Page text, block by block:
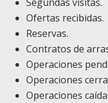
Ofertas recibidas.
Reservas.
Contratos de
Operaciones
Operaciones
Operaciones